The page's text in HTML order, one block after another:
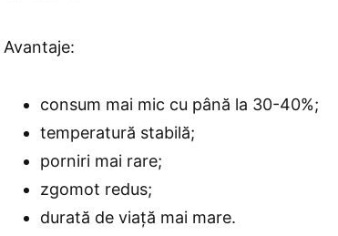
Avantaje:
consum mai mic cu până la 30-40%;
temperatură stabilă;
porniri mai rare;
zgomot redus;
durată de viață mai mare.